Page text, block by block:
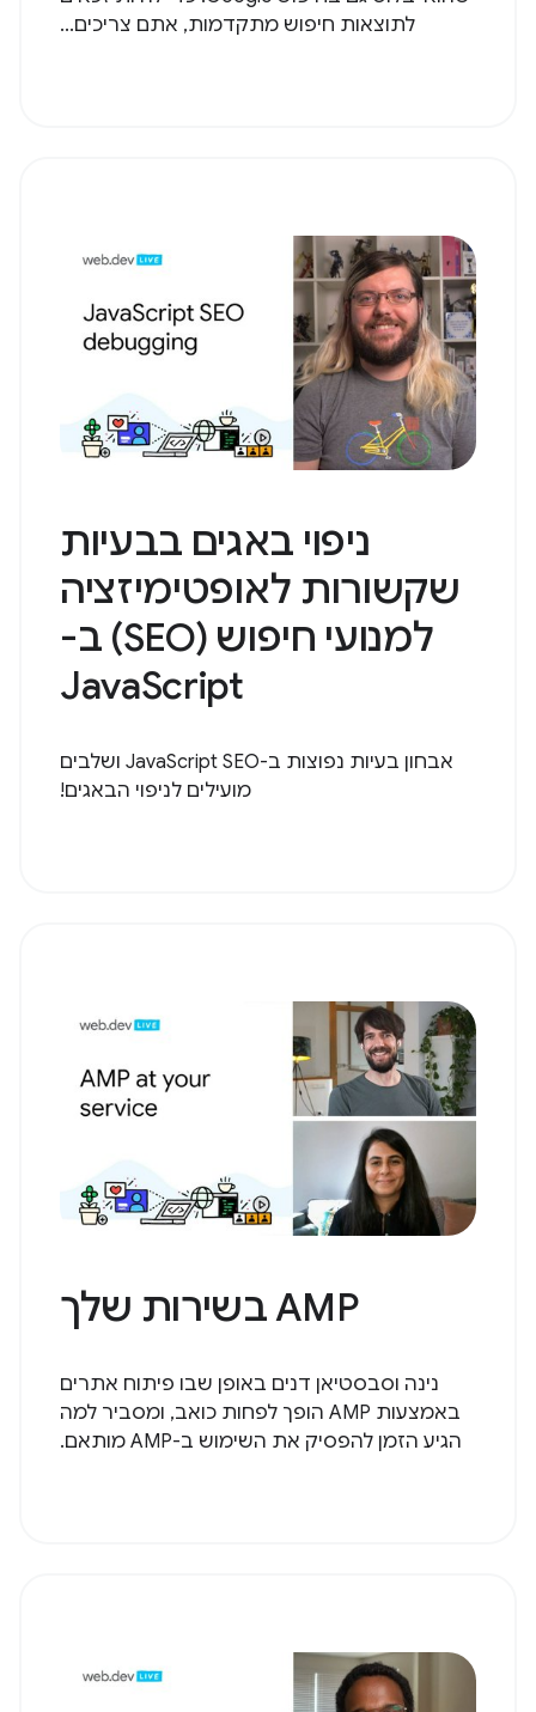
לתוצאות חיפוש מתקדמות, אתם צריכים...
ניפוי באגים בבעיות
שקשורות לאופטימיזציה
למנועי חיפוש (SEO) ב-
JavaScript
אבחון בעיות נפוצות ב-JavaScript SEO ושלבים
מועילים לניפוי הבאגים!
AMP בשירות שלך
נינה וסבסטיאן דנים באופן שבו פיתוח אתרים
באמצעות AMP הופך לפחות כואב, ומסביר למה
הגיע הזמן להפסיק את השימוש ב-AMP מותאם.